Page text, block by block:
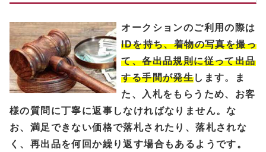
オークションのご利用の際は
IDを持ち、着物の写真を撮っ
て、各出品規則に従って出品
する手間が発生します。ま
た、入札をもらうため、お客
様の質問に丁寧に返事しなければなりません。な
お、満足できない価格で落札されたり、落札されな
く、再出品を何回か繰り返す場合もあるようです。